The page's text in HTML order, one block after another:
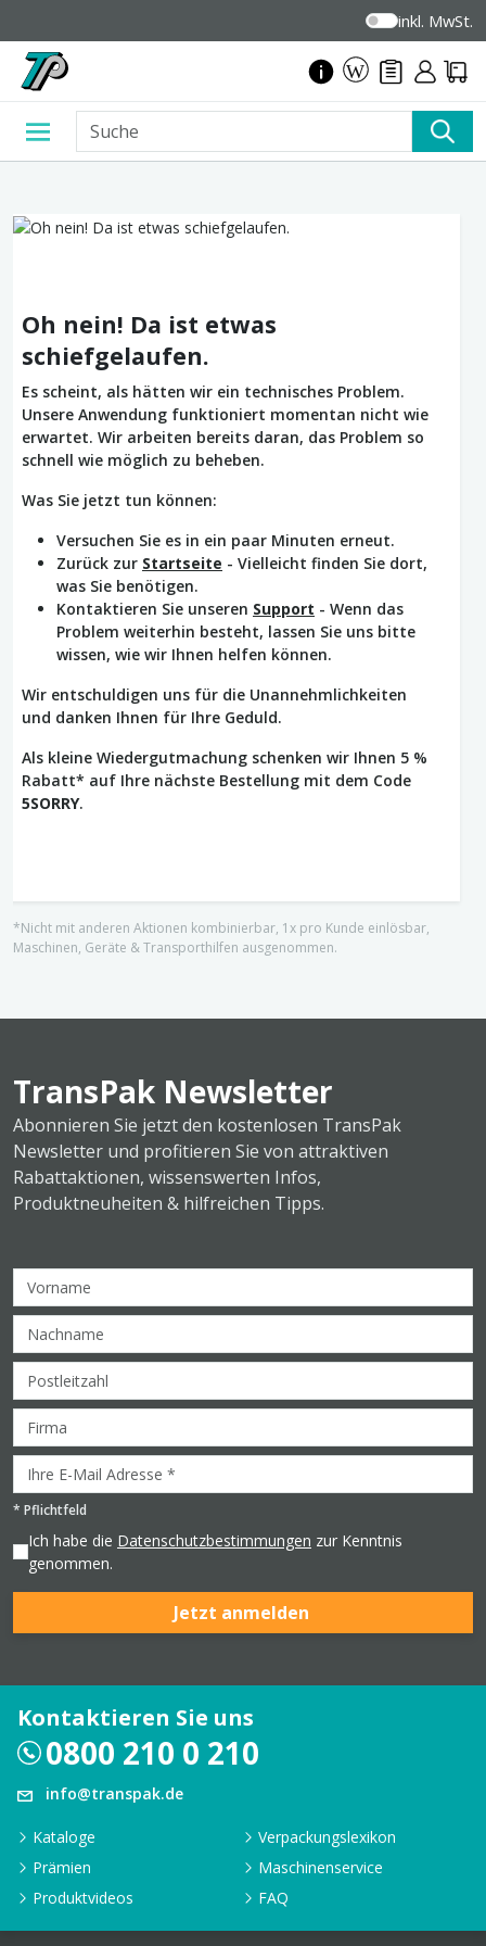
inkl. MwSt.
Oh nein! Da ist etwas
schiefgelaufen.
Es scheint, als hätten wir ein technisches Problem.
Unsere Anwendung funktioniert momentan nicht wie
erwartet. Wir arbeiten bereits daran, das Problem so
schnell wie möglich zu beheben.
Was Sie jetzt tun können:
Versuchen Sie es in ein paar Minuten erneut.
Zurück zur Startseite - Vielleicht finden Sie dort,
was Sie benötigen.
Kontaktieren Sie unseren Support - Wenn das
Problem weiterhin besteht, lassen Sie uns bitte
wissen, wie wir Ihnen helfen können.
Wir entschuldigen uns für die Unannehmlichkeiten
und danken Ihnen für Ihre Geduld.
Als kleine Wiedergutmachung schenken wir Ihnen 5 %
Rabatt* auf Ihre nächste Bestellung mit dem Code
5SORRY.
*Nicht mit anderen Aktionen kombinierbar, 1x pro Kunde einlösbar,
Maschinen, Geräte & Transporthilfen ausgenommen.
TransPak Newsletter
Abonnieren Sie jetzt den kostenlosen TransPak
Newsletter und profitieren Sie von attraktiven
Rabattaktionen, wissenswerten Infos,
Produktneuheiten & hilfreichen Tipps.
* Pflichtfeld
Ich habe die Datenschutzbestimmungen zur Kenntnis
genommen.
Jetzt anmelden
Kontaktieren Sie uns
0800 210 0 210
info@transpak.de
Kataloge
Verpackungslexikon
Prämien
Maschinenservice
Produktvideos
FAQ